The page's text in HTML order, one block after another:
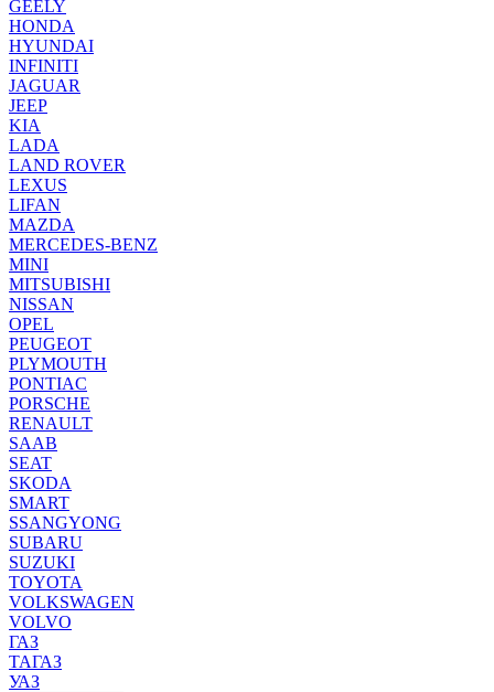
GEELY
HONDA
HYUNDAI
INFINITI
JAGUAR
JEEP
KIA
LADA
LAND ROVER
LEXUS
LIFAN
MAZDA
MERCEDES-BENZ
MINI
MITSUBISHI
NISSAN
OPEL
PEUGEOT
PLYMOUTH
PONTIAC
PORSCHE
RENAULT
SAAB
SEAT
SKODA
SMART
SSANGYONG
SUBARU
SUZUKI
TOYOTA
VOLKSWAGEN
VOLVO
ГАЗ
ТАГАЗ
УАЗ